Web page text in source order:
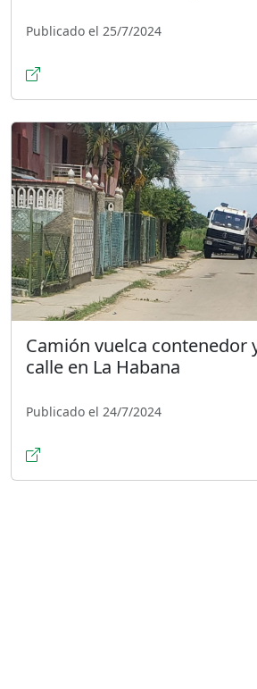
Publicado el 25/7/2024
Camión vuelca contenedor
calle en La Habana
Publicado el 24/7/2024